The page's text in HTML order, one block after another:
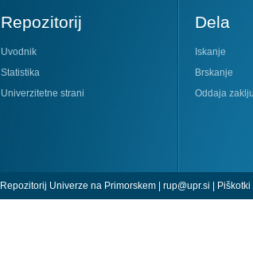
Repozitorij
Uvodnik
Statistika
Univerzitetne strani
Dela
Iskanje
Brskanje
Oddaja
Repozitorij Univerze na Primorskem | rup@upr.si |